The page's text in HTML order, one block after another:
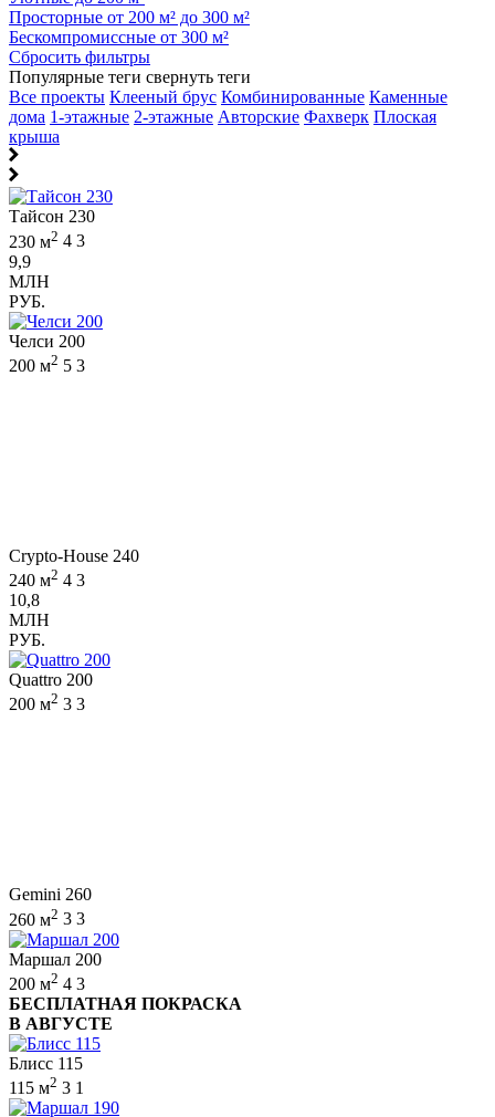
Просторные от 200 м² до 300 м²
Бескомпромиссные от 300 м²
Сбросить фильтры
Популярные теги свернуть теги
Все проекты Клееный брус Комбинированные Каменные
дома 1-этажные 2-этажные Авторские Фахверк Плоская
крыша
Тайсон 230
230 м2 4 3
9,9
МЛН
РУБ.
Челси 200
200 м2 5 3
Crypto-House 240
240 м2 4 3
10,8
МЛН
РУБ.
Quattro 200
200 м2 3 3
Gemini 260
260 м2 3 3
Маршал 200
200 м2 4 3
БЕСПЛАТНАЯ ПОКРАСКА
В АВГУСТЕ
Блисс 115
115 м2 3 1